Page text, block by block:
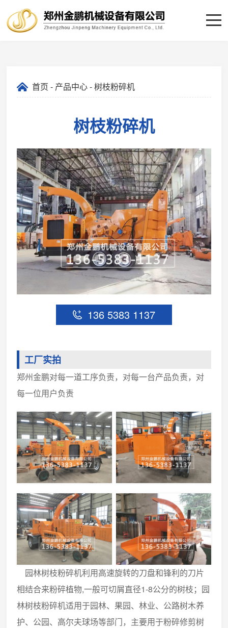
首页 - 产品中心- 树枝粉碎机
树枝粉碎机
136 5383 1137
工厂实拍
郑州金鹏对每一道工序负责，对每一台产品负责，对
每一位用户负责
园林树枝粉碎机利用高速旋转的刀盘和锋利的刀片
相结合来粉碎植物,一般可切屑直径1-8公分的树枝；园
林树枝粉碎机适用于园林、果园、林业、公路树木养
护、公园、高尔夫球场等部门，主要用于粉碎修剪树